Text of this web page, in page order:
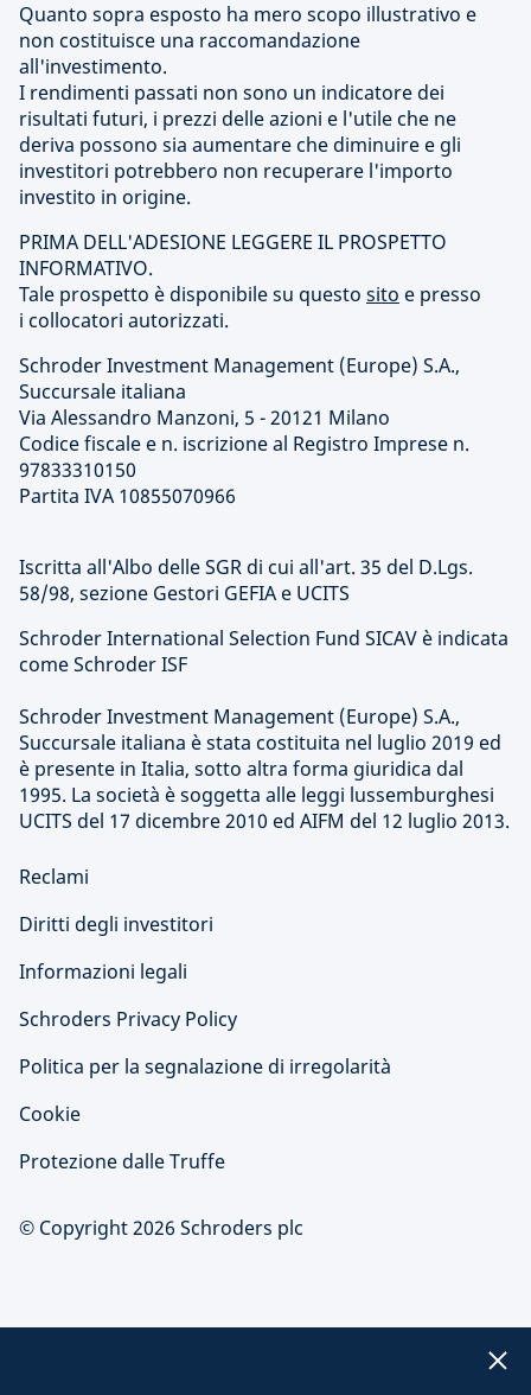
Quanto sopra esposto ha mero scopo illustrativo e
non costituisce una raccomandazione
all'investimento.
I rendimenti passati non sono un indicatore dei
risultati futuri, i prezzi delle azioni e l'utile che ne
deriva possono sia aumentare che diminuire e gli
investitori potrebbero non recuperare l'importo
investito in origine.
PRIMA DELL'ADESIONE LEGGERE IL PROSPETTO
INFORMATIVO.
Tale prospetto è disponibile su questo sito e presso
i collocatori autorizzati.
Schroder Investment Management (Europe) S.A.,
Succursale italiana
Via Alessandro Manzoni, 5 - 20121 Milano
Codice fiscale e n. iscrizione al Registro Imprese n.
97833310150
Partita IVA 10855070966
Iscritta all'Albo delle SGR di cui all'art. 35 del D.Lgs.
58/98, sezione Gestori GEFIA e UCITS
Schroder International Selection Fund SICAV è indicata
come Schroder ISF
Schroder Investment Management (Europe) S.A.,
Succursale italiana è stata costituita nel luglio 2019 ed
è presente in Italia, sotto altra forma giuridica dal
1995. La società è soggetta alle leggi lussemburghesi
UCITS del 17 dicembre 2010 ed AIFM del 12 luglio 2013.
Reclami
Diritti degli investitori
Informazioni legali
Schroders Privacy Policy
Politica per la segnalazione di irregolarità
Cookie
Protezione dalle Truffe
© Copyright 2026 Schroders plc